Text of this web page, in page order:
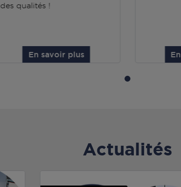
des qualités !
En savoir plus
Actualités